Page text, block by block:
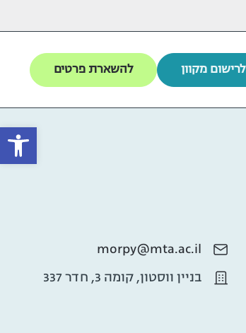
לרישום מקוון להשארת פרטים
morpy@mta.ac.il
בניין ווסטון, קומה 3, חדר 337